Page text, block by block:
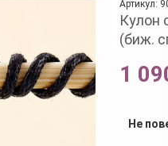
Артикул:
Кулон
(биж.
1
Не